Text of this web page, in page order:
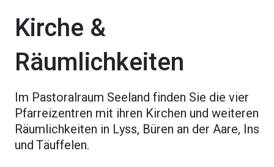
Kirche &
Räumlichkeiten
Im Pastoralraum Seeland finden Sie die vier
Pfarreizentren mit ihren Kirchen und weiteren
Räumlichkeiten in Lyss, Büren an der Aare, Ins
und Täuffelen.